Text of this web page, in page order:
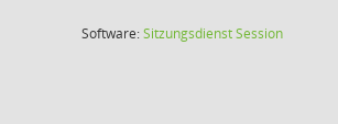
Software:SitzungsdienstSession(Wird in